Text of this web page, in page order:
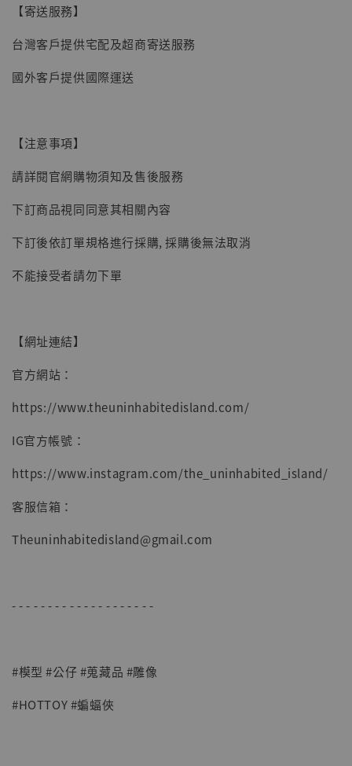
【寄送服務】
台灣客戶提供宅配及超商寄送服務
國外客戶提供國際運送
【注意事項】
請詳閱官網購物須知及售後服務
下訂商品視同同意其相關內容
下訂後依訂單規格進行採購, 採購後無法取消
不能接受者請勿下單
【網址連結】
官方網站：
https://www.theuninhabitedisland.com/
IG官方帳號：
https://www.instagram.com/the_uninhabited_island/
客服信箱：
Theuninhabitedisland@gmail.com
- - - - - - - - - - - - - - - - - - - -
#模型 #公仔 #蒐藏品 #雕像
#HOTTOY #蝙蝠俠